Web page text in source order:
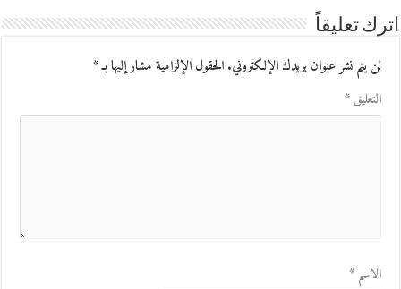
اترك تعليقاً
لن يتم نشر عنوان بريدك الإلكتروني.الحقول الإلزامية مشار إليها بـ*
التعليق*
الاسم*